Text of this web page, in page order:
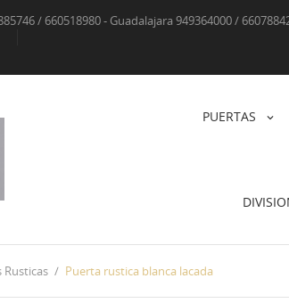
/ 660518980 - Guadalajara 949364000 /
PUERTAS
Rusticas Puerta rustica blanca lacada